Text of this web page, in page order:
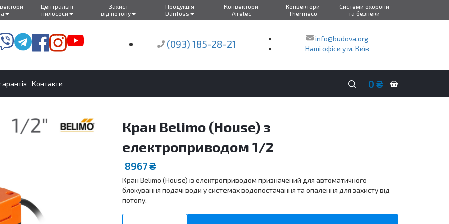
(093) 185-28-21
info@budova.org
Наші офіси у м. Київ
Контакти
Кошик
покупок
0₴
Кран Belimo (House) з
електроприводом 1/2
8967₴
Кран Belimo (House) із електроприводом призначений для автоматичного
блокування подачі води у системах водопостачання та опалення для захисту від
потопу.
Кран
Центральні
пилососи
Захист
від потопу
Продукція
Danfoss
Конвектори
Airelec
Конвектори
Thermeco
Системи охорони
та безпеки